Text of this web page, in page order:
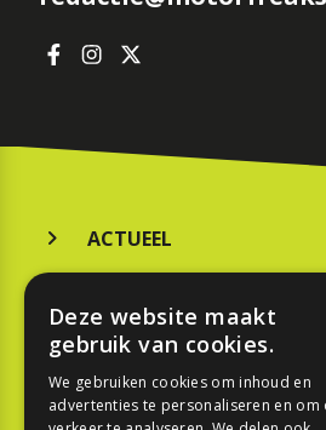
ACTUEEL
KOOPGIDS
TESTEN
Deze website maakt
gebruik van cookies.
We gebruiken cookies om inhoud en
advertenties te personaliseren en om